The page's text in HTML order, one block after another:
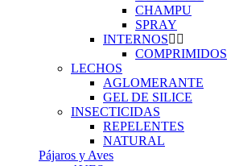
CHAMPU
SPRAY
INTERNOS
COMPRIMIDOS
LECHOS
AGLOMERANTE
GEL DE SILICE
INSECTICIDAS
REPELENTES
NATURAL
Pájaros y Aves